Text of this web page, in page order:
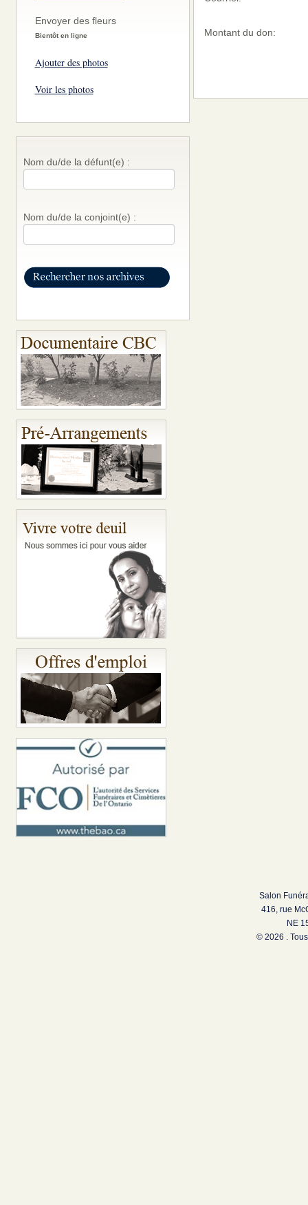
Envoyer des fleurs
Bientôt en ligne
Ajouter des photos
Voir les photos
Nom du/de la défunt(e) :
Nom du/de la conjoint(e) :
Montant du don:
Salon
416, rue
NE
© 2026 .